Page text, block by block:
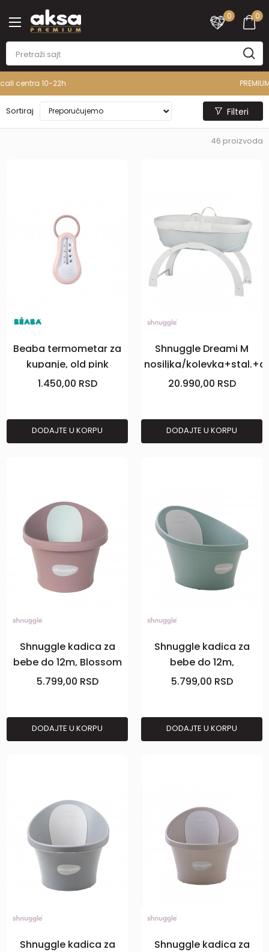
0
0
Sortiraj Filteri
46 proizvoda
Beaba termometar za
kupanje, old pink
1.450,00 RSD
DODAJTE U KORPU
Shnuggle Dreami M
nosiljka/
20.990,00 RSD
DODAJTE U KORPU
Shnuggle kadica za
bebe do 12m, Blossom
5.799,00 RSD
DODAJTE U KORPU
Shnuggle kadica za
bebe do 12m,
Eucalyptus
5.799,00 RSD
DODAJTE U KORPU
Shnuggle kadica za
Shnuggle kadica za